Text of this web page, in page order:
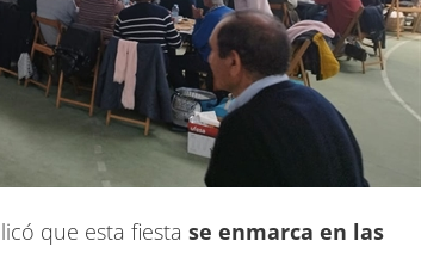
que esta fiesta se enmarca en las